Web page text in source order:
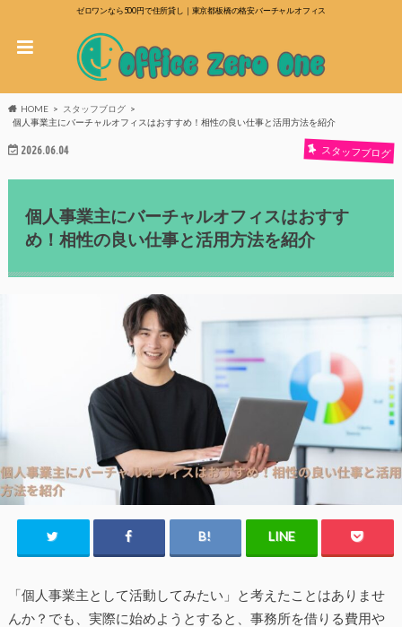
ゼロワンなら500円で住所貸し｜東京都板橋の格安バーチャルオフィス
HOME
スタッフブログ
個人事業主にバーチャルオフィスはおすすめ！相性の良い仕事と活用方法を紹介
2026.06.04 スタッフブログ
個人事業主にバーチャルオフィスはおすす
め！相性の良い仕事と活用方法を紹介
「個人事業主として活動してみたい」と考えたことはありませ
んか？でも、実際に始めようとすると、事務所を借りる費用や